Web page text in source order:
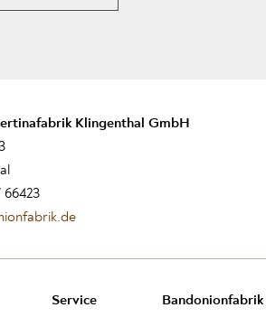
Klingenthal GmbH
66423
Service Bandonionfabrik